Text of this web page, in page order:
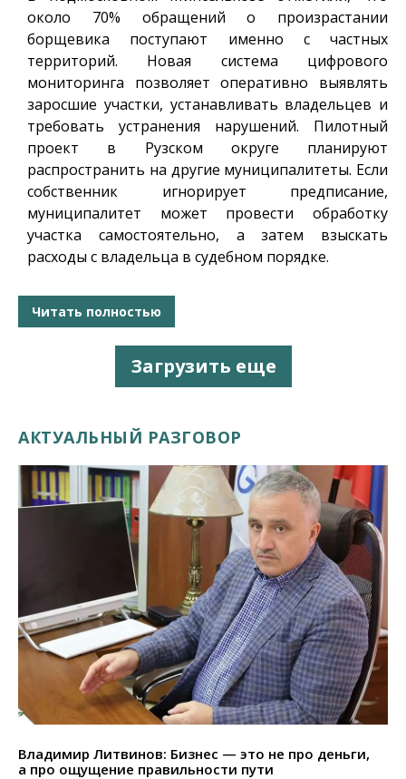
около 70% обращений о произрастании
борщевика поступают именно с частных
территорий. Новая система цифрового
мониторинга позволяет оперативно выявлять
заросшие участки, устанавливать владельцев и
требовать устранения нарушений. Пилотный
проект в Рузском округе планируют
распространить на другие муниципалитеты. Если
собственник игнорирует предписание,
муниципалитет может провести обработку
участка самостоятельно, а затем взыскать
расходы с владельца в судебном порядке.
Читать полностью
Загрузить еще
АКТУАЛЬНЫЙ РАЗГОВОР
Владимир Литвинов: Бизнес — это не про деньги,
а про ощущение правильности пути